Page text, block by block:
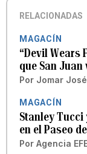
RELACIONADAS
MAGACÍN
“Devil Wears
que San Juan
Por Jomar
MAGACÍN
Stanley Tucci
en el Paseo
Por Agencia